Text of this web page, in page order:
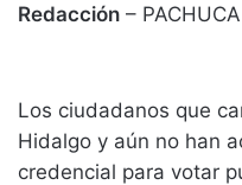
Redacción – PACHUCA
Los ciudadanos que
Hidalgo y aún no han
credencial para votar